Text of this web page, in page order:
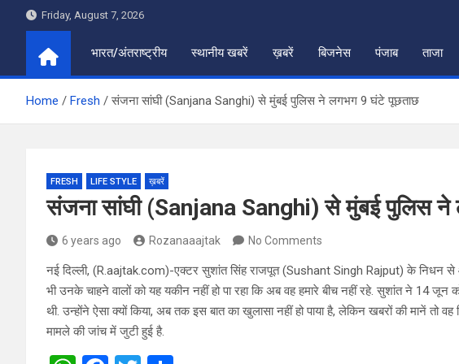
Friday, August 7, 2026
भारत/अंतराष्ट्रीय स्थानीय खबरें ख़बरें बिजनेस पंजाब ताजा
Home Fresh संजना सांघी (Sanjana Sanghi) से मुंबई पुलिस ने लगभग 9 घंटे पूछताछ
FRESH LIFE STYLE ख़बरें
संजना सांघी (Sanjana Sanghi) से मुंबई पुलिस
6 years ago Rozanaaajtak No Comments
नई दिल्ली, (R.aajtak.com)-एक्टर सुशांत सिंह राजपूत (Sushant Singh Rajput) के निधन
भी उनके चाहने वालों को यह यकीन नहीं हो पा रहा कि अब वह हमारे बीच नहीं रहे. सुशांत ने 14
थी. उन्होंने ऐसा क्यों किया, अब तक इस बात का खुलासा नहीं हो पाया है, लेकिन खबरों की मानें
मामले की जांच में जुटी हुई है.